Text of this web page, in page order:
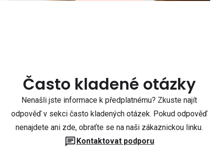
Často kladené otázky
Nenašli jste informace k předplatnému? Zkuste najít
odpověď v sekci často kladených otázek. Pokud odpověď
nenajdete ani zde, obraťte se na naši zákaznickou linku.
Kontaktovat podporu